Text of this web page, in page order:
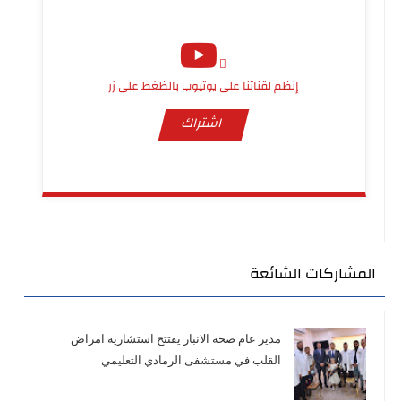
إنظم لقناتنا على يوتيوب بالظغط على زر
اشتراك
المشاركات الشائعة
مدير عام صحة الانبار يفتتح استشارية امراض
القلب في مستشفى الرمادي التعليمي